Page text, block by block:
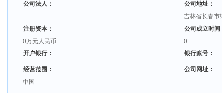
公司法人：
公司地址：
吉林省长春市
注册资本：
公司成立时间
0万元人民币
0
开户银行：
银行账号：
经营范围：
公司网址：
中国